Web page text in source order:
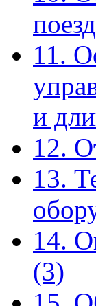
11.
и
12.
13.
14.
(3)